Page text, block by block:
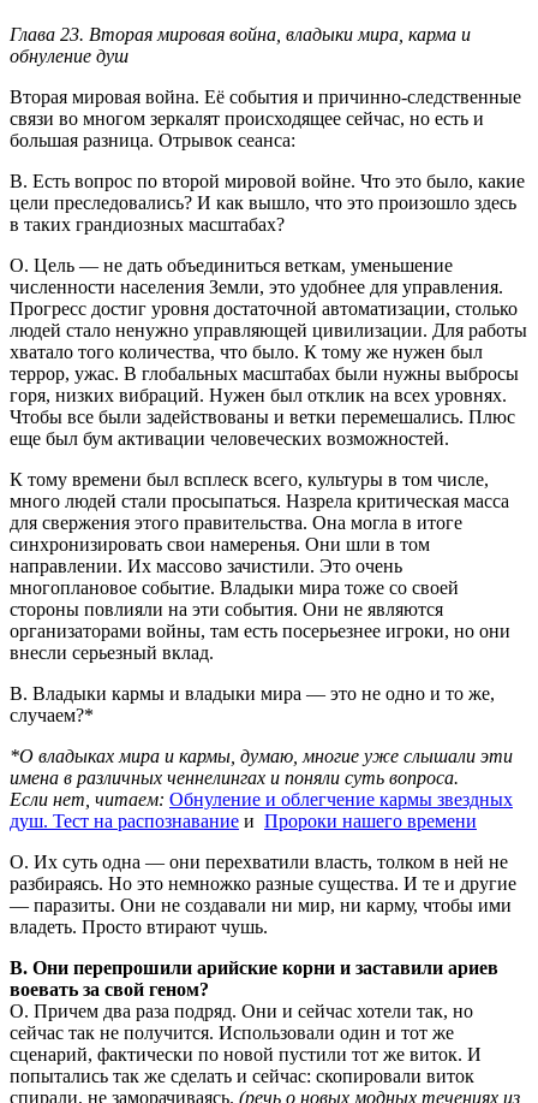
Глава 23. Вторая мировая война, владыки мира, карма и
обнуление душ
Вторая мировая война. Её события и причинно-следственные
связи во многом зеркалят происходящее сейчас, но есть и
большая разница. Отрывок сеанса:
В. Есть вопрос по второй мировой войне. Что это было, какие
цели преследовались? И как вышло, что это произошло здесь
в таких грандиозных масштабах?
О. Цель — не дать объединиться веткам, уменьшение
численности населения Земли, это удобнее для управления.
Прогресс достиг уровня достаточной автоматизации, столько
людей стало ненужно управляющей цивилизации. Для работы
хватало того количества, что было. К тому же нужен был
террор, ужас. В глобальных масштабах были нужны выбросы
горя, низких вибраций. Нужен был отклик на всех уровнях.
Чтобы все были задействованы и ветки перемешались. Плюс
еще был бум активации человеческих возможностей.
К тому времени был всплеск всего, культуры в том числе,
много людей стали просыпаться. Назрела критическая масса
для свержения этого правительства. Она могла в итоге
синхронизировать свои намеренья. Они шли в том
направлении. Их массово зачистили. Это очень
многоплановое событие. Владыки мира тоже со своей
стороны повлияли на эти события. Они не являются
организаторами войны, там есть посерьезнее игроки, но они
внесли серьезный вклад.
В. Владыки кармы и владыки мира — это не одно и то же,
случаем?*
*О владыках мира и кармы, думаю, многие уже слышали эти
имена в различных ченнелингах и поняли суть вопроса.
Если нет, читаем: Обнуление и облегчение кармы звездных
душ. Тест на распознавание и Пророки нашего времени
О. Их суть одна — они перехватили власть, толком в ней не
разбираясь. Но это немножко разные существа. И те и другие
— паразиты. Они не создавали ни мир, ни карму, чтобы ими
владеть. Просто втирают чушь.
В. Они перепрошили арийские корни и заставили ариев
воевать за свой геном?
О. Причем два раза подряд. Они и сейчас хотели так, но
сейчас так не получится. Использовали один и тот же
сценарий, фактически по новой пустили тот же виток. И
попытались так же сделать и сейчас: скопировали виток
спирали, не заморачиваясь. (речь о новых модных течениях из